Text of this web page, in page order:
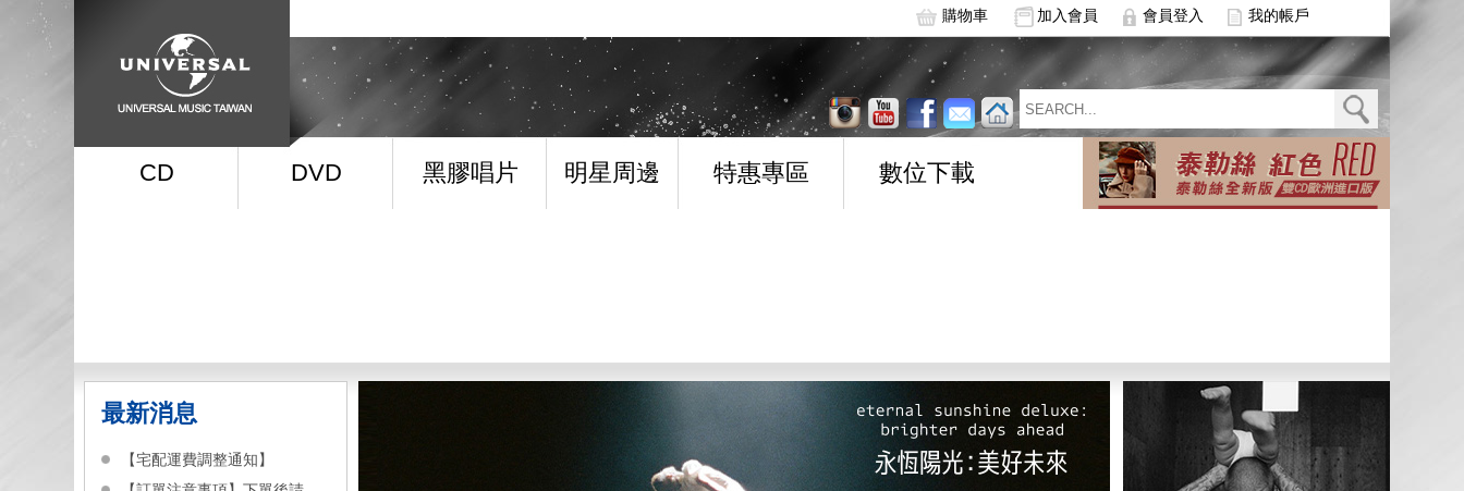
購物車 加入會員 會員登入 我的帳戶
CD DVD 黑膠唱片 明星周邊 特惠專區 數位下載
最新消息
【宅配運費調整通知】